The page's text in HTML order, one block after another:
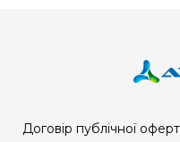
Договір публічної